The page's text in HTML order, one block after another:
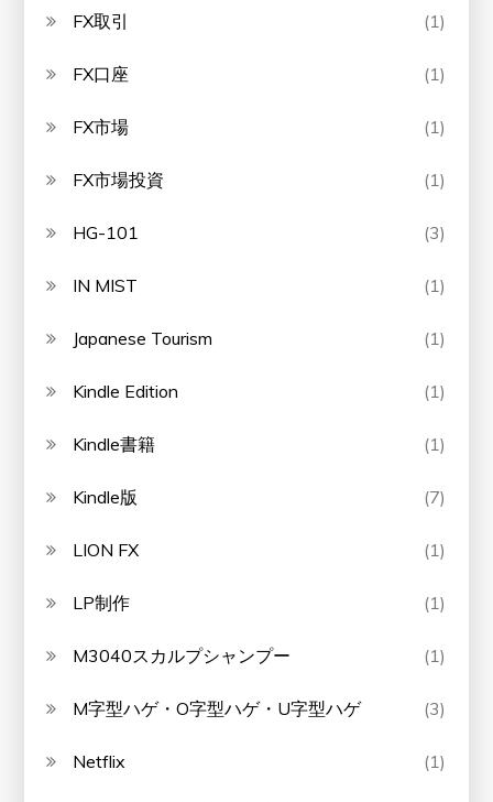
FX取引 (1)
FX口座 (1)
FX市場 (1)
FX市場投資 (1)
HG-101 (3)
IN MIST (1)
Japanese Tourism (1)
Kindle Edition (1)
Kindle書籍 (1)
Kindle版 (7)
LION FX (1)
LP制作 (1)
M3040スカルプシャンプー (1)
M字型ハゲ・O字型ハゲ・U字型ハゲ (3)
Netflix (1)